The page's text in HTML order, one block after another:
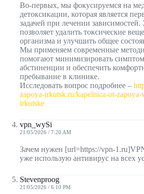
Во-первых, мы фокусируемся на
детоксикации, которая является
задачей при лечении зависимостей.
позволяет удалить токсические
организма и улучшить общее
Мы применяем современные
помогают минимизировать
абстиненции и обеспечить
пребывание в клинике.
Исследовать вопрос подробнее –
zapoya-irkutsk.ru/kapelnica-ot-zapoya-
irkutske
vpn_wySi
21/05/2026 / 7:20 AM
Зачем нужен [url=https://vpn-
уже использую антивирус на всех
Stevenproog
21/05/2026 / 6:10 PM